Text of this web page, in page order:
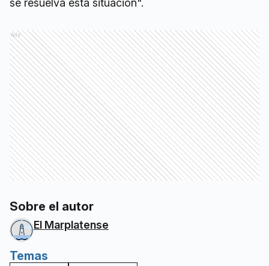
se resuelva esta situación".
Ads
Sobre el autor
El Marplatense
Temas